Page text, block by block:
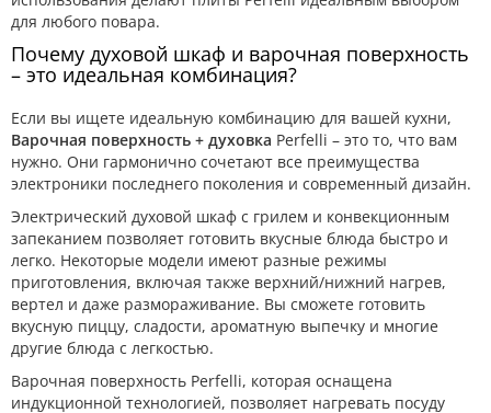
для любого повара.
Почему духовой шкаф и варочная поверхность
– это идеальная комбинация?
Если вы ищете идеальную комбинацию для вашей кухни,
Варочная поверхность + духовка Perfelli – это то, что вам
нужно. Они гармонично сочетают все преимущества
электроники последнего поколения и современный дизайн.
Электрический духовой шкаф с грилем и конвекционным
запеканием позволяет готовить вкусные блюда быстро и
легко. Некоторые модели имеют разные режимы
приготовления, включая также верхний/нижний нагрев,
вертел и даже размораживание. Вы сможете готовить
вкусную пиццу, сладости, ароматную выпечку и многие
другие блюда с легкостью.
Варочная поверхность Perfelli, которая оснащена
индукционной технологией, позволяет нагревать посуду